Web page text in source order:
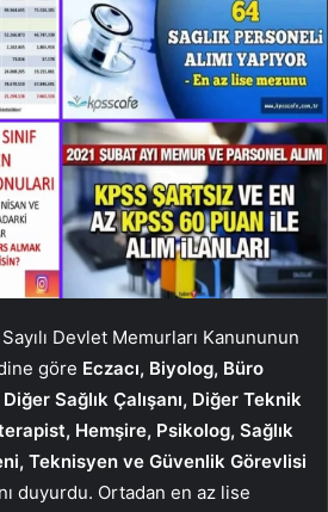
Devlet Memurları Kanununun
göre Eczacı, Biyolog, Büro
Sağlık Çalışanı, Diğer Teknik
Hemşire, Psikolog, Sağlık
Teknisyen ve Güvenlik Görevlisi
duyurdu. Ortadan en az lise